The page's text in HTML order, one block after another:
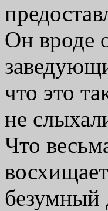
Он вроде
что это
не
Что
безумный